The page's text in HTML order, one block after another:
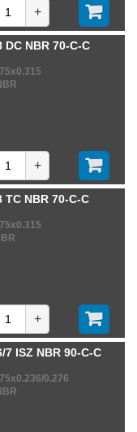
+
NBR 70-C-C
+
NBR 70-C-C
+
ISZ NBR 90-C-C
0.276